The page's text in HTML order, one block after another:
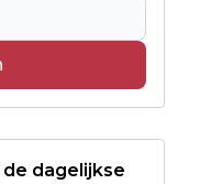
dagelijkse